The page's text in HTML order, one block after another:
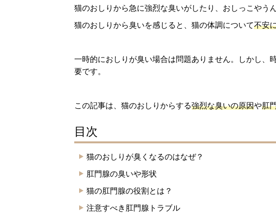
猫のおしりから急に強烈な臭いがしたり、おしっこやう
猫のおしりから臭いを感じると、猫の体調について不安
一時的におしりが臭い場合は問題ありません。しかし、
要です。
この記事は、猫のおしりからする強烈な臭いの原因や肛
目次
猫のおしりが臭くなるのはなぜ？
肛門腺の臭いや形状
猫の肛門腺の役割とは？
注意すべき肛門腺トラブル